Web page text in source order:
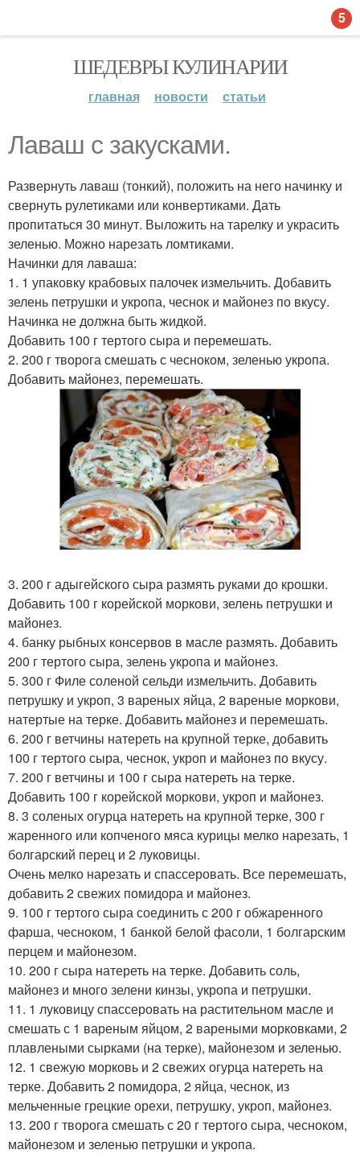
ШЕДЕВРЫ КУЛИНАРИИ
главная новости статьи
Лаваш с закусками.
Развернуть лаваш (тонкий), положить на него начинку и
свернуть рулетиками или конвертиками. Дать
пропитаться 30 минут. Выложить на тарелку и украсить
зеленью. Можно нарезать ломтиками.
Начинки для лаваша:
1. 1 упаковку крабовых палочек измельчить. Добавить
зелень петрушки и укропа, чеснок и майонез по вкусу.
Начинка не должна быть жидкой.
Добавить 100 г тертого сыра и перемешать.
2. 200 г творога смешать с чесноком, зеленью укропа.
Добавить майонез, перемешать.
3. 200 г адыгейского сыра размять руками до крошки.
Добавить 100 г корейской моркови, зелень петрушки и
майонез.
4. банку рыбных консервов в масле размять. Добавить
200 г тертого сыра, зелень укропа и майонез.
5. 300 г Филе соленой сельди измельчить. Добавить
петрушку и укроп, 3 вареных яйца, 2 вареные моркови,
натертые на терке. Добавить майонез и перемешать.
6. 200 г ветчины натереть на крупной терке, добавить
100 г тертого сыра, чеснок, укроп и майонез по вкусу.
7. 200 г ветчины и 100 г сыра натереть на терке.
Добавить 100 г корейской моркови, укроп и майонез.
8. 3 соленых огурца натереть на крупной терке, 300 г
жаренного или копченого мяса курицы мелко нарезать, 1
болгарский перец и 2 луковицы.
Очень мелко нарезать и спассеровать. Все перемешать,
добавить 2 свежих помидора и майонез.
9. 100 г тертого сыра соединить с 200 г обжаренного
фарша, чесноком, 1 банкой белой фасоли, 1 болгарским
перцем и майонезом.
10. 200 г сыра натереть на терке. Добавить соль,
майонез и много зелени кинзы, укропа и петрушки.
11. 1 луковицу спассеровать на растительном масле и
смешать с 1 вареным яйцом, 2 вареными морковками, 2
плавлеными сырками (на терке), майонезом и зеленью.
12. 1 свежую морковь и 2 свежих огурца натереть на
терке. Добавить 2 помидора, 2 яйца, чеснок, из
мельченные грецкие орехи, петрушку, укроп, майонез.
13. 200 г творога смешать с 20 г тертого сыра, чесноком,
майонезом и зеленью петрушки и укропа.
5